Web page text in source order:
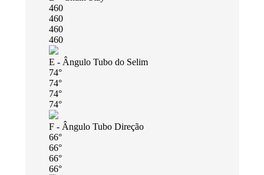
460
460
460
460
E - Ângulo Tubo do Selim
74°
74°
74°
74°
F - Ângulo Tubo Direção
66°
66°
66°
66°